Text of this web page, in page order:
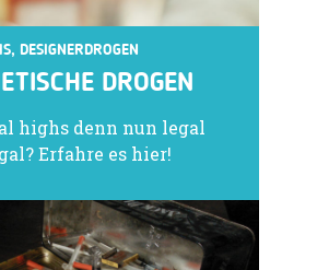
DESIGNERDROGEN
DROGEN
highs denn nun legal
Erfahre es hier!